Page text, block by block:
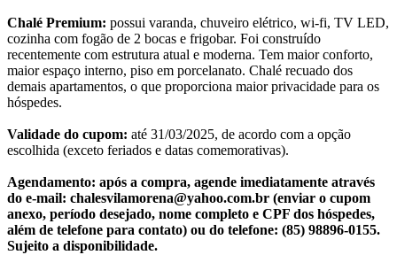
Chalé Premium: possui varanda, chuveiro elétrico, wi-fi, TV LED,
cozinha com fogão de 2 bocas e frigobar. Foi construído
recentemente com estrutura atual e moderna. Tem maior conforto,
maior espaço interno, piso em porcelanato. Chalé recuado dos
demais apartamentos, o que proporciona maior privacidade para os
hóspedes.
Validade do cupom: até 31/03/2025, de acordo com a opção
escolhida (exceto feriados e datas comemorativas).
Agendamento: após a compra, agende imediatamente através
do e-mail: chalesvilamorena@yahoo.com.br (enviar o cupom
anexo, período desejado, nome completo e CPF dos hóspedes,
além de telefone para contato) ou do telefone: (85) 98896-0155.
Sujeito a disponibilidade.